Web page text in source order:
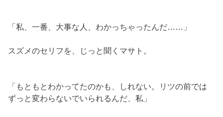
「私、一番、大事な人、わかっちゃったんだ……」
スズメのセリフを、じっと聞くマサト。
「もともとわかってたのかも、しれない。リツの前では
ずっと変わらないでいられるんだ、私」